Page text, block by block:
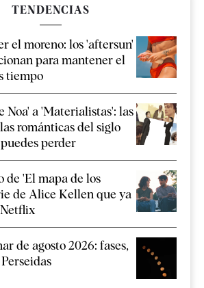
TENDENCIAS
el moreno: los 'aftersun'
para mantener el
tiempo
Noa' a 'Materialistas': las
románticas del siglo
perder
de 'El mapa de los
de Alice Kellen que ya
de agosto 2026: fases,